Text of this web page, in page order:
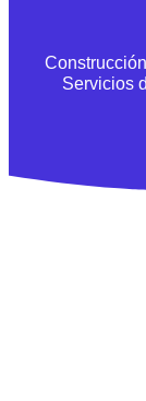
Servicios